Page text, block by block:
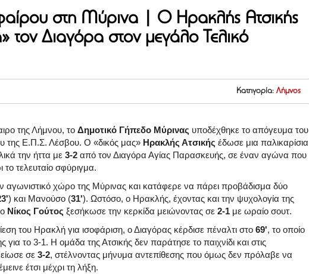
στη Μύρινα | Ο Ηρακλής Ατσικής
τον Διαγόρα στον μεγάλο Τελικό
Κατηγορία: Λήμνος
της Λήμνου, το Δημοτικό Γήπεδο Μύρινας υποδέχθηκε το απόγευμα του
της Ε.Π.Σ. Λέσβου. Ο «δικός μας» Ηρακλής Ατσικής έδωσε μια παλικαρίσια
την ήττα με 3-2 από τον Διαγόρα Αγίας Παρασκευής, σε έναν αγώνα που
τελευταίο σφύριγμα.
αγωνιστικό χώρο της Μύρινας και κατάφερε να πάρει προβάδισμα δύο
) και Μανούσο (31'). Ωστόσο, ο Ηρακλής, έχοντας και την ψυχολογία της
Νίκος Γούτος ξεσήκωσε την κερκίδα μειώνοντας σε 2-1 με ωραίο σουτ.
του Ηρακλή για ισοφάριση, ο Διαγόρας κέρδισε πέναλτι στο 69', το οποίο
το 3-1. Η ομάδα της Ατσικής δεν παράτησε το παιχνίδι και στις
σε 3-2, στέλνοντας μήνυμα αντεπίθεσης που όμως δεν πρόλαβε να
έτσι μέχρι τη λήξη.